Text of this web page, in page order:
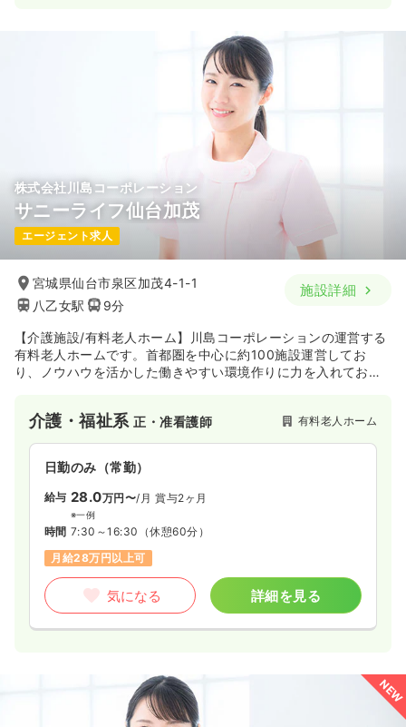
株式会社川島コーポレーション
サニーライフ仙台加茂
エージェント求人
宮城県仙台市泉区加茂4-1-1
八乙女駅
9分
施設詳細
【介護施設/有料老人ホーム】川島コーポレーションの運営する
有料老人ホームです。首都圏を中心に約100施設運営してお
り、ノウハウを活かした働きやすい環境作りに力を入れており
介護・福祉系正・准看護師 有料老人ホーム
日勤のみ（常勤）
給与 28.0万円〜/月 賞与2ヶ月
※一例
時間 7:30～16:30 （休憩60分）
月給28万円以上可
気になる 詳細を見る
NEW